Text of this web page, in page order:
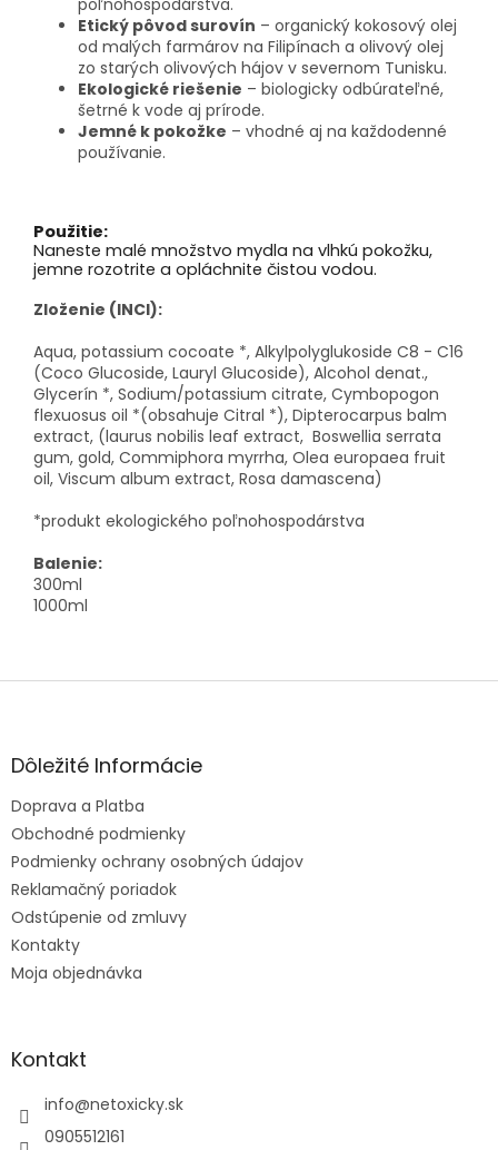
poľnohospodárstva.
Etický pôvod surovín – organický kokosový olej
od malých farmárov na Filipínach a olivový olej
zo starých olivových hájov v severnom Tunisku.
Ekologické riešenie – biologicky odbúrateľné,
šetrné k vode aj prírode.
Jemné k pokožke – vhodné aj na každodenné
používanie.
Použitie:
Naneste malé množstvo mydla na vlhkú pokožku,
jemne rozotrite a opláchnite čistou vodou.
Zloženie (INCI):
Aqua, potassium cocoate *, Alkylpolyglukoside C8 - C16
(Coco Glucoside, Lauryl Glucoside), Alcohol denat.,
Glycerín *, Sodium/potassium citrate, Cymbopogon
flexuosus oil *(obsahuje Citral *), Dipterocarpus balm
extract, (laurus nobilis leaf extract, Boswellia serrata
gum, gold, Commiphora myrrha, Olea europaea fruit
oil, Viscum album extract, Rosa damascena)
*produkt ekologického poľnohospodárstva
Balenie:
300ml
1000ml
Z
ä
e
Dôležité Informácie
Doprava a Platba
Obchodné podmienky
Podmienky ochrany osobných údajov
Reklamačný poriadok
Odstúpenie od zmluvy
Kontakty
Moja objednávka
Kontakt
info@netoxicky.sk
0905512161